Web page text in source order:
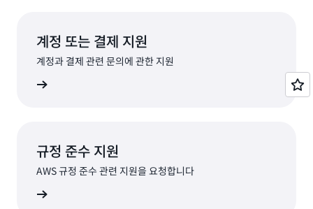
계정 또는 결제 지원
계정과 결제 관련 문의에 관한 지원
규정 준수 지원
AWS 규정 준수 관련 지원을 요청합니다